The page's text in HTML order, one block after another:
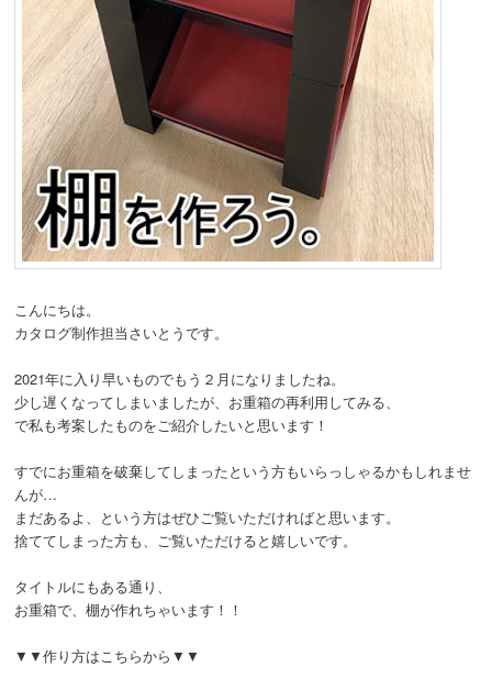
こんにちは。
カタログ制作担当さいとうです。
2021年に入り早いものでもう２月になりましたね。
少し遅くなってしまいましたが、お重箱の再利用してみる、
で私も考案したものをご紹介したいと思います！
すでにお重箱を破棄してしまったという方もいらっしゃるかもしれませ
んが…
まだあるよ、という方はぜひご覧いただければと思います。
捨ててしまった方も、ご覧いただけると嬉しいです。
タイトルにもある通り、
お重箱で、棚が作れちゃいます！！
▼▼作り方はこちらから▼▼